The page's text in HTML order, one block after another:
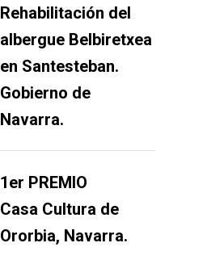
Rehabilitación del
albergue Belbiretxea
en Santesteban.
Gobierno de
Navarra.
1er PREMIO
Casa Cultura de
Ororbia, Navarra.